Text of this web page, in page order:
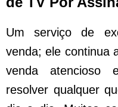
Um serviço de
venda; ele continua
venda atencioso
resolver qualquer